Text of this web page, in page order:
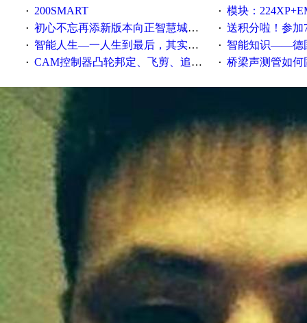
· 200SMART · 模块：
· 初心不忘再添新版本向正智慧城市云展厅3.0版亮相 · 送积分啦！参加7月6日
· 智能人生—一人生到最后，其实拼的都是人品 · 智能知识——德国工业崛起
· CAM控制器凸轮邦定、飞剪、追剪等C功能块 · 桥梁声测管如何固